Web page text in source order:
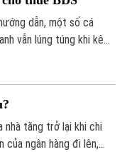
khai đồng loạt từ
dân cư, với sự vào
chính trị và sự
dẫn, một số cá
vẫn lúng túng khi kê
nhà tăng trở lại khi chi
của ngân hàng đi lên,